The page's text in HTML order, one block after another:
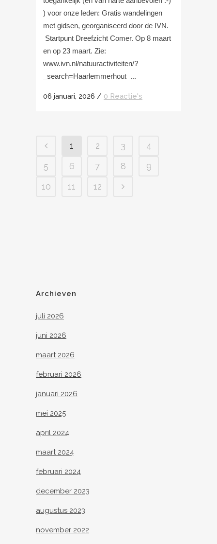
) voor onze leden: Gratis wandelingen
met gidsen, georganiseerd door de IVN.
Startpunt Dreefzicht Comer. Op 8 maart
en op 23 maart. Zie:
www.ivn.nl/natuuractiviteiten/?
_search=Haarlemmerhout ...
06 januari, 2026 / 0 Reactie's
1 2 3
4
5
6 7 8
9
10
11 12
Archieven
juli 2026
juni 2026
maart 2026
februari 2026
januari 2026
mei 2025
april 2024
maart 2024
februari 2024
december 2023
augustus 2023
november 2022